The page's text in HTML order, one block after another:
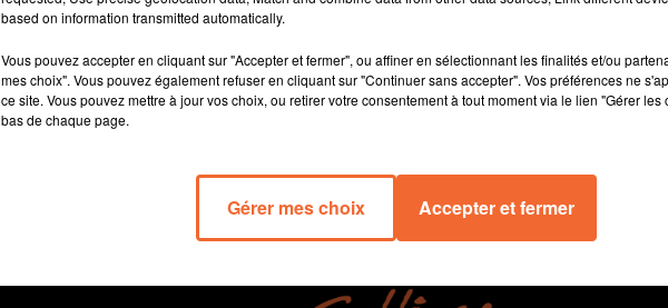
based on information transmitted automatically.
Vous pouvez accepter en cliquant sur "Accepter et fermer", ou affiner en sélectionnant les finalités et/ou
mes choix". Vous pouvez également refuser en cliquant sur "Continuer sans accepter". Vos préférences ne
ce site. Vous pouvez mettre à jour vos choix, ou retirer votre consentement à tout moment via le lien "Gérer les
bas de chaque page.
Gérer mes choix Accepter et fermer